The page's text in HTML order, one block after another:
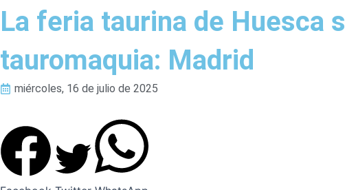
La feria taurina de Huesca
tauromaquia: Madrid
miércoles, 16 de julio de 2025